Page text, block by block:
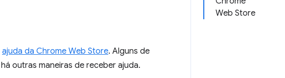
Web Store
ajuda da Chrome Web Store. Alguns de
outras maneiras de receber ajuda.